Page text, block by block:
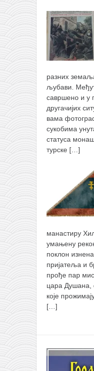
разних
љубави.
савршено и у
другачијих
вама
сукобима
статуса
турске […]
манастиру
умањену
поклон
пријатеља и
прође пар
цара Душана,
које
[…]